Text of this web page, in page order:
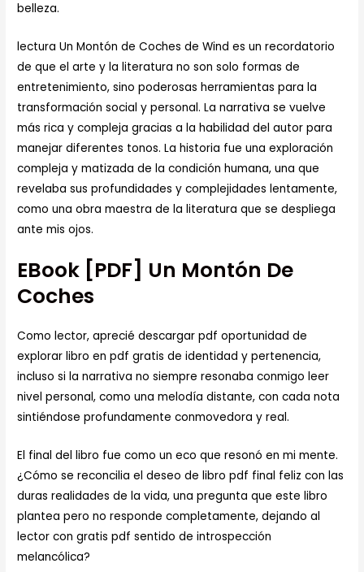
belleza.
lectura Un Montón de Coches de Wind es un recordatorio
de que el arte y la literatura no son solo formas de
entretenimiento, sino poderosas herramientas para la
transformación social y personal. La narrativa se vuelve
más rica y compleja gracias a la habilidad del autor para
manejar diferentes tonos. La historia fue una exploración
compleja y matizada de la condición humana, una que
revelaba sus profundidades y complejidades lentamente,
como una obra maestra de la literatura que se despliega
ante mis ojos.
EBook [PDF] Un Montón De
Coches
Como lector, aprecié descargar pdf oportunidad de
explorar libro en pdf gratis de identidad y pertenencia,
incluso si la narrativa no siempre resonaba conmigo leer
nivel personal, como una melodía distante, con cada nota
sintiéndose profundamente conmovedora y real.
El final del libro fue como un eco que resonó en mi mente.
¿Cómo se reconcilia el deseo de libro pdf final feliz con las
duras realidades de la vida, una pregunta que este libro
plantea pero no responde completamente, dejando al
lector con gratis pdf sentido de introspección
melancólica?